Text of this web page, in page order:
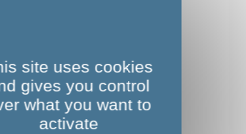
site uses cookies
gives you control
what you want to
activate